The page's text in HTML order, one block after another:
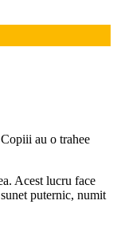
au o trahee
Acest lucru face
puternic, numit